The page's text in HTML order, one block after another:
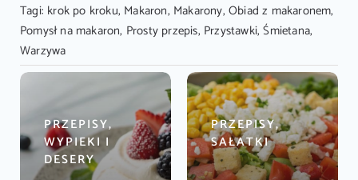
Tagi: krok po kroku, Makaron, Makarony,Obiad z makaronem,
Pomysł na makaron, Prosty przepis, Przystawki,Śmietana,
Warzywa
PRZEPISY,
WYPIEKI I
DESERY
PRZEPISY,
SAŁATKI